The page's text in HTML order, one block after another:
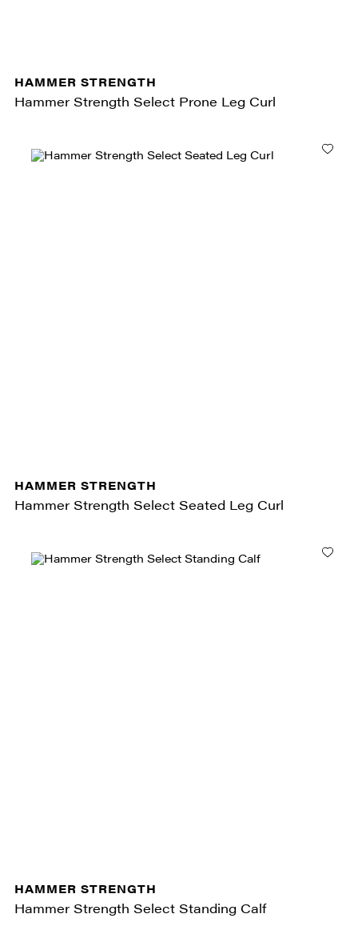
HAMMER STRENGTH
Hammer Strength Select Prone Leg Curl
HAMMER STRENGTH
Hammer Strength Select Seated Leg Curl
HAMMER STRENGTH
Hammer Strength Select Standing Calf